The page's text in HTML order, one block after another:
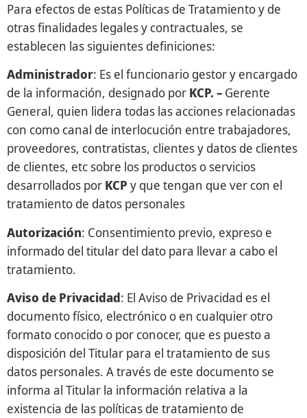
Para efectos de estas Políticas de Tratamiento y de
otras finalidades legales y contractuales, se
establecen las siguientes definiciones:
Administrador: Es el funcionario gestor y encargado
de la información, designado por KCP. – Gerente
General, quien lidera todas las acciones relacionadas
con como canal de interlocución entre trabajadores,
proveedores, contratistas, clientes y datos de clientes
de clientes, etc sobre los productos o servicios
desarrollados por KCP y que tengan que ver con el
tratamiento de datos personales
Autorización: Consentimiento previo, expreso e
informado del titular del dato para llevar a cabo el
tratamiento.
Aviso de Privacidad: El Aviso de Privacidad es el
documento físico, electrónico o en cualquier otro
formato conocido o por conocer, que es puesto a
disposición del Titular para el tratamiento de sus
datos personales. A través de este documento se
informa al Titular la información relativa a la
existencia de las políticas de tratamiento de